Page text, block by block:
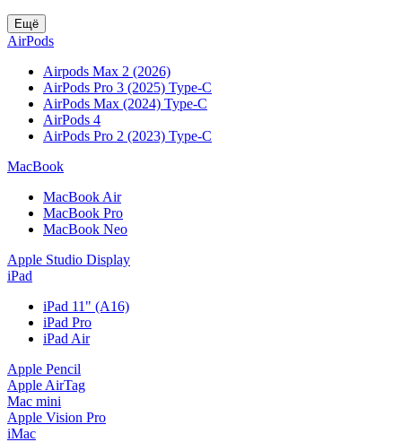
Ещё
AirPods
Airpods Max 2 (2026)
AirPods Pro 3 (2025) Type-C
AirPods Max (2024) Type-C
AirPods 4
AirPods Pro 2 (2023) Type-C
MacBook
MacBook Air
MacBook Pro
MacBook Neo
Apple Studio Display
iPad
iPad 11" (A16)
iPad Pro
iPad Air
Apple Pencil
Apple AirTag
Mac mini
Apple Vision Pro
iMac